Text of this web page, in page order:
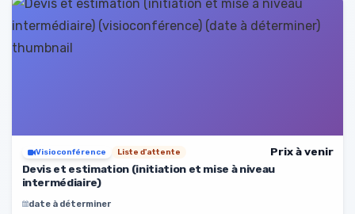
Visioconférence Liste d'attente
Prix à venir
Devis et estimation (initiation et mise à niveau
intermédiaire)
date à déterminer